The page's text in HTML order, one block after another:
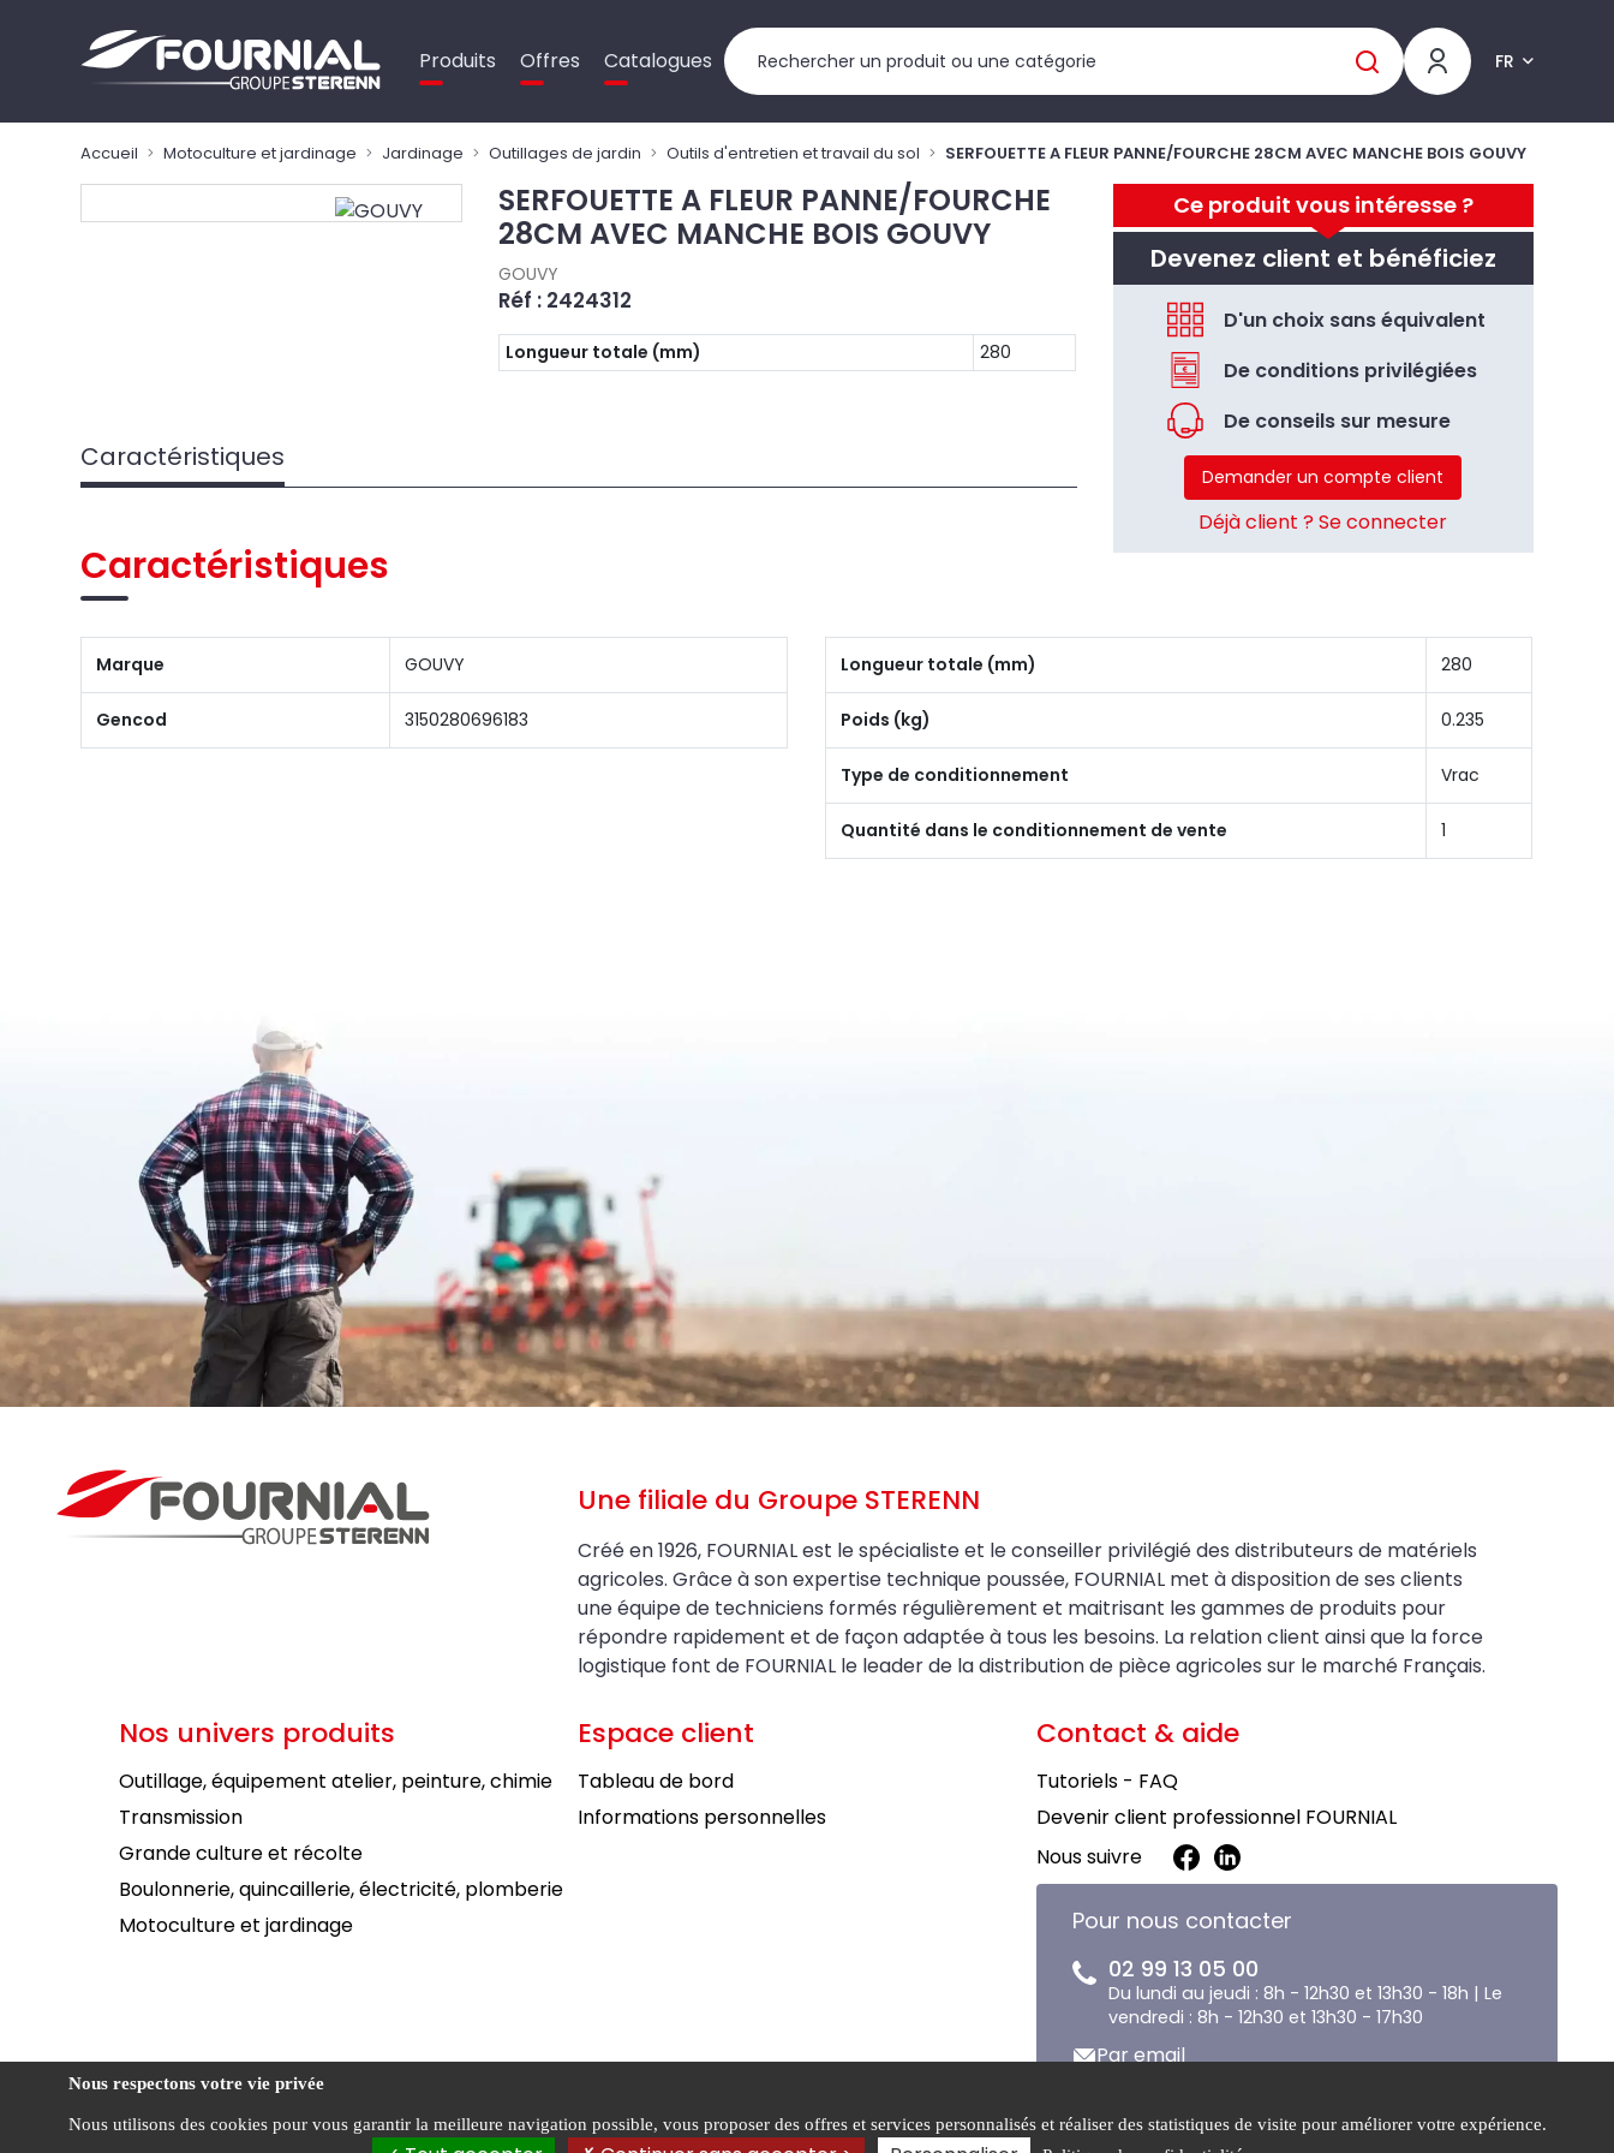
Produits Offres Catalogues FR
Accueil Motoculture et jardinage Jardinage Outillages de jardin Outils d'entretien et travail du sol SERFOUETTE A FLEUR PANNE/FOURCHE 28CM AVEC MANCHE BOIS GOUVY
Ce produit vous intéresse ?
Devenez client et bénéficiez
D'un choix sans équivalent
De conditions privilégiées
De conseils sur mesure
Demander un compte client
Déjà client ? Se connecter
SERFOUETTE A FLEUR PANNE/FOURCHE
28CM AVEC MANCHE BOIS GOUVY
GOUVY
Réf : 2424312
Longueur totale (mm) 280
Caractéristiques
Caractéristiques
Marque GOUVY
Gencod 3150280696183
Longueur totale (mm) 280
Poids (kg) 0.235
Type de conditionnement Vrac
Quantité dans le conditionnement de vente 1
Une filiale du Groupe STERENN
Créé en 1926, FOURNIAL est le spécialiste et le conseiller privilégié des distributeurs de matériels
agricoles. Grâce à son expertise technique poussée, FOURNIAL met à disposition de ses clients
une équipe de techniciens formés régulièrement et maitrisant les gammes de produits pour
répondre rapidement et de façon adaptée à tous les besoins. La relation client ainsi que la force
logistique font de FOURNIAL le leader de la distribution de pièce agricoles sur le marché Français.
Nos univers produits
Outillage, équipement atelier, peinture, chimie
Transmission
Grande culture et récolte
Boulonnerie, quincaillerie, électricité, plomberie
Motoculture et jardinage
Espace client
Tableau de bord
Informations personnelles
Contact & aide
Tutoriels - FAQ
Devenir client professionnel FOURNIAL
Nous suivre
Pour nous contacter
02 99 13 05 00
Du lundi au jeudi : 8h - 12h30 et 13h30 - 18h | Le
vendredi : 8h - 12h30 et 13h30 - 17h30
Par email
FOURNIAL ©
Conditions générales de
Mentions
Politique de
Gestion des
Nous respectons votre vie privée
Nous utilisons des cookies pour vous garantir la meilleure navigation possible, vous proposer des offres et services personnalisés et réaliser des statistiques de visite pour améliorer votre expérience.